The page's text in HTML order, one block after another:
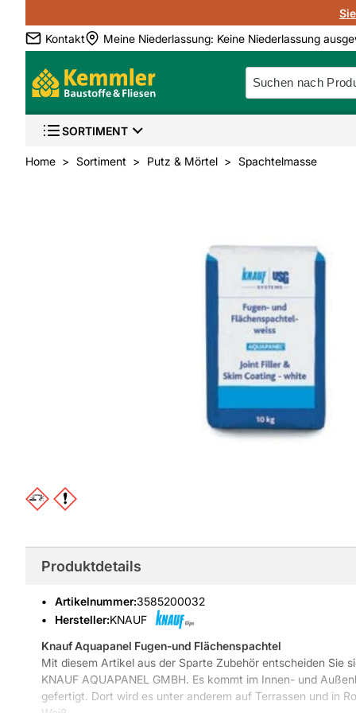
Kontakt
Meine Niederlassung: Keine Niederlassung
SORTIMENT
Home Sortiment Putz & Mörtel Spachtelmasse
Produktdetails
Artikelnummer:3585200032
Hersteller:KNAUF
Knauf Aquapanel Fugen-und Flächenspachtel
Mit diesem Artikel aus der Sparte Zubehör entscheiden Sie
KNAUF AQUAPANEL GMBH. Es kommt im Innen- und
gefertigt. Dort wird es unter anderem auf Terrassen und in